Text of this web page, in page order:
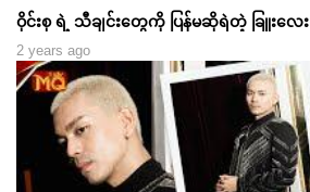
ဝိုင်းစု ရဲ့ သီချင်းတွေကို ပြန်မဆိုရဲတဲ့ ခြူးလေး
2 years ago